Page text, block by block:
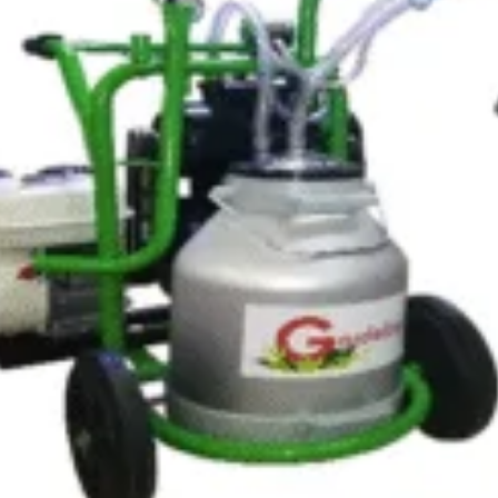
punând la
și materiale
accent
să inspire
indiferent de
Politica de cookie-uri
Noutăți & Anunțuri Bricolando
Contacteaza-ne
& Transformare Digitală